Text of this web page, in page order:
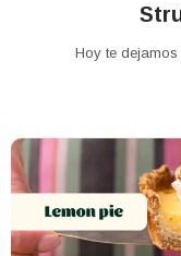
Hoy te